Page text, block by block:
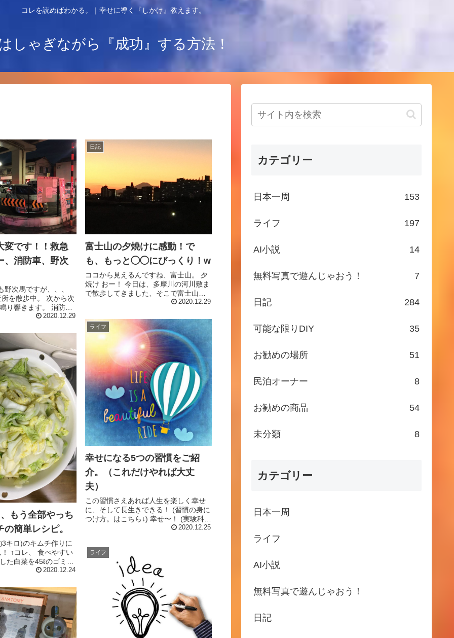
コレを読めばわかる。｜幸せに導く『しかけ』教えます。
しゃぎながら『成功』する方法！
変です！！救急
、消防車、野次
野次馬ですが、、、
を散歩中。 次から次
り響きます。 消防車
に道を譲るため、ち
ーッ！ もう一台、も
ます。...
2020.12.29
日記
富士山の夕焼けに感動！で
も、もっと◯◯にびっくり！w
ココから見えるんですね、富士山。 夕
焼け おー！ 今日は、多摩川の河川敷ま
で散歩してきました、そこで富士山を
発見！ ここ大田区に引っ越してから早8
たものの、なかなか見れずじまいだっ
た富士山。 お〜！ 本当に...
2020.12.29
ライフ
幸せになる5つの習慣をご紹
介。（これだけやれば大丈
夫）
この習慣さえあれば人生を楽しく幸せ
に、そして長生きできる！ (習慣の身に
つけ方。はこちら↓) 幸せ〜！ (実験科学
の結果です、あくまでも確率の高い方
_)m) それではいきます。 まずは、この
ブログでも再...
2020.12.25
もう全部やっち
簡単レシピ。
キロ)のキムチ作りに
↑コレ、 食べやすい
た白菜を45ℓのゴミ袋
水500mlを一緒に混
ました。) その後、ザ
2020.12.24
ライフ
カテゴリー
日本一周 153
ライフ 197
AI小説 14
無料写真で遊んじゃおう！ 7
日記 284
可能な限りDIY 35
お勧めの場所 51
民泊オーナー 8
お勧めの商品 54
未分類 8
カテゴリー
日本一周
ライフ
AI小説
無料写真で遊んじゃおう！
日記